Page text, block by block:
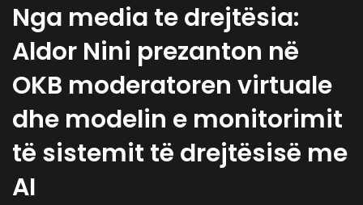
Nga media te drejtësia:
Aldor Nini prezanton në
OKB moderatoren virtuale
dhe modelin e monitorimit
të sistemit të drejtësisë me
AI